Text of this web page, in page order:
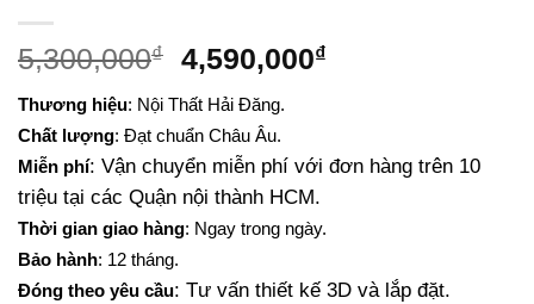
5,300,000₫
Giá
là:
5,300,000₫.
4,590,000₫Giá
4,590,000₫.
Thương hiệu: Nội Thất Hải Đăng.
Chất lượng: Đạt chuẩn Châu Âu.
Miễn phí: Vận chuyển miễn phí với đơn hàng trên 10
triệu tại các Quận nội thành HCM.
Thời gian giao hàng: Ngay trong ngày.
Bảo hành: 12 tháng.
Đóng theo yêu cầu: Tư vấn thiết kế 3D và lắp đặt.